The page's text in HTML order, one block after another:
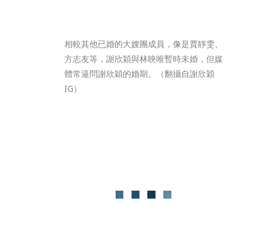
相較其他已婚的大嫂團成員，像是賈靜雯、
方志友等，謝欣穎與林映唯暫時未婚，但媒
體常逼問謝欣穎的婚期。（翻攝自謝欣穎
IG）